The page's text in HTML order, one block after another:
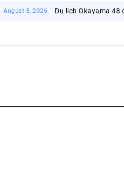
8, 2026 Du lịch Okayama 48